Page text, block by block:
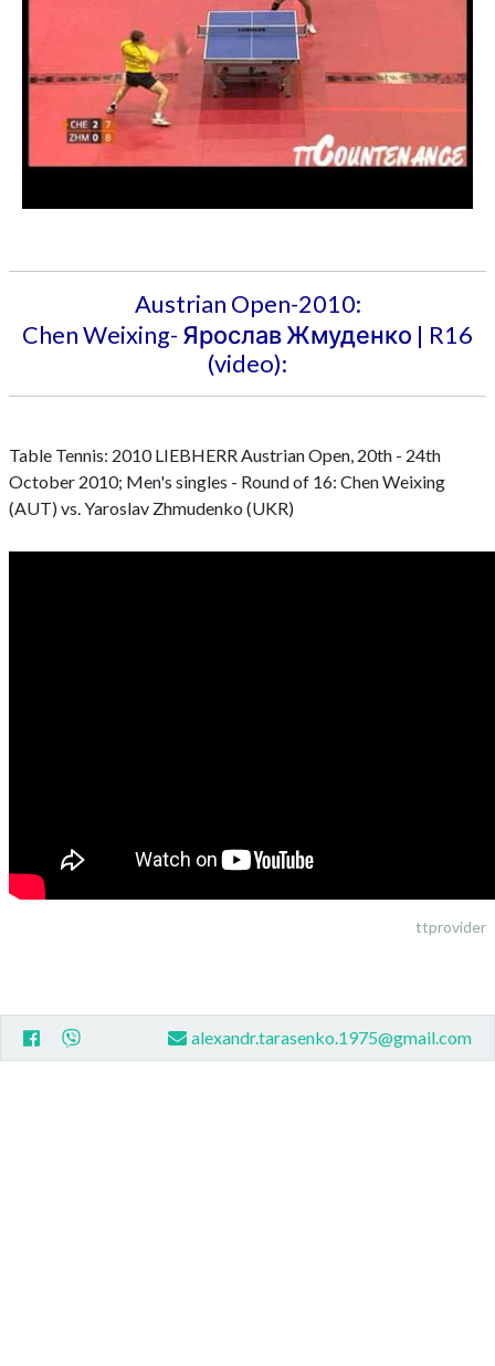
Austrian Open-2010:
Chen Weixing- Ярослав Жмуденко | R16
(video):
Table Tennis: 2010 LIEBHERR Austrian Open, 20th - 24th
October 2010; Men's singles - Round of 16: Chen Weixing
(AUT) vs. Yaroslav Zhmudenko (UKR)
ttprovider
alexandr.tarasenko.1975@gmail.com